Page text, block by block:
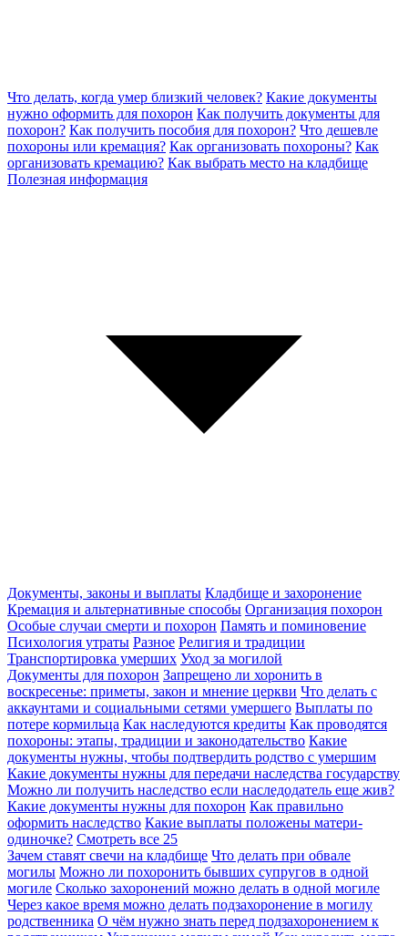
Что делать, когда умер близкий человек? Какие документы
нужно оформить для похорон Как получить документы для
похорон? Как получить пособия для похорон? Что дешевле
похороны или кремация? Как организовать похороны? Как
организовать кремацию? Как выбрать место на кладбище
Полезная информация
Документы, законы и выплаты Кладбище и захоронение
Кремация и альтернативные способы Организация похорон
Особые случаи смерти и похорон Память и поминовение
Психология утраты Разное Религия и традиции
Транспортировка умерших Уход за могилой
Документы для похорон Запрещено ли хоронить в
воскресенье: приметы, закон и мнение церкви Что делать с
аккаунтами и социальными сетями умершего Выплаты по
потере кормильца Как наследуются кредиты Как проводятся
похороны: этапы, традиции и законодательство Какие
документы нужны, чтобы подтвердить родство с умершим
Какие документы нужны для передачи наследства государству
Можно ли получить наследство если наследодатель еще жив?
Какие документы нужны для похорон Как правильно
оформить наследство Какие выплаты положены матери-
одиночке? Смотреть все 25
Зачем ставят свечи на кладбище Что делать при обвале
могилы Можно ли похоронить бывших супругов в одной
могиле Сколько захоронений можно делать в одной могиле
Через какое время можно делать подзахоронение в могилу
родственника О чём нужно знать перед подзахоронением к